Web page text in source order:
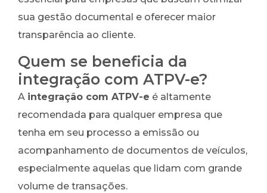
sua gestão documental e oferecer maior
transparência ao cliente.
Quem se beneficia da
integração com ATPV-e?
A integração com ATPV-e é altamente
recomendada para qualquer empresa que
tenha em seu processo a emissão ou
acompanhamento de documentos de veículos,
especialmente aquelas que lidam com grande
volume de transações.